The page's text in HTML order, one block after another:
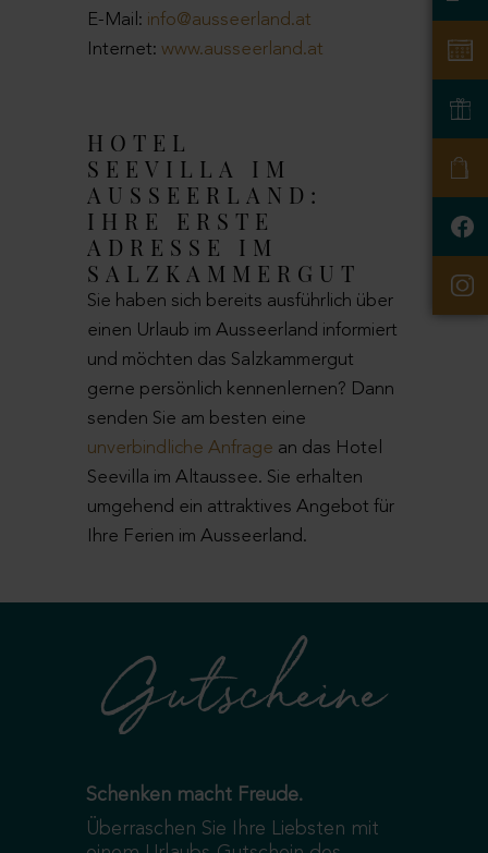
E-Mail: info@ausseerland.at
Internet: www.ausseerland.at
HOTEL
SEEVILLA IM
AUSSEERLAND:
IHRE ERSTE
ADRESSE IM
SALZKAMMERGUT
Sie haben sich bereits ausführlich über
einen Urlaub im Ausseerland informiert
und möchten das Salzkammergut
gerne persönlich kennenlernen? Dann
senden Sie am besten eine
unverbindliche Anfrage an das Hotel
Seevilla im Altaussee. Sie erhalten
umgehend ein attraktives Angebot für
Ihre Ferien im Ausseerland.
Gutscheine
Schenken macht Freude.
Überraschen Sie Ihre Liebsten mit